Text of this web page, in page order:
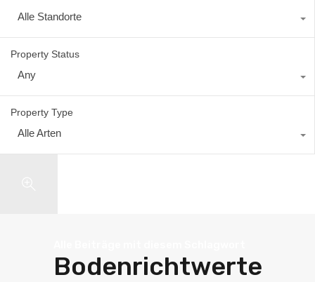
Alle Standorte
Property Status
Any
Property Type
Alle Arten
Bodenrichtwerte